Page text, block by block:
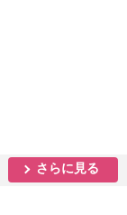
さらに見る